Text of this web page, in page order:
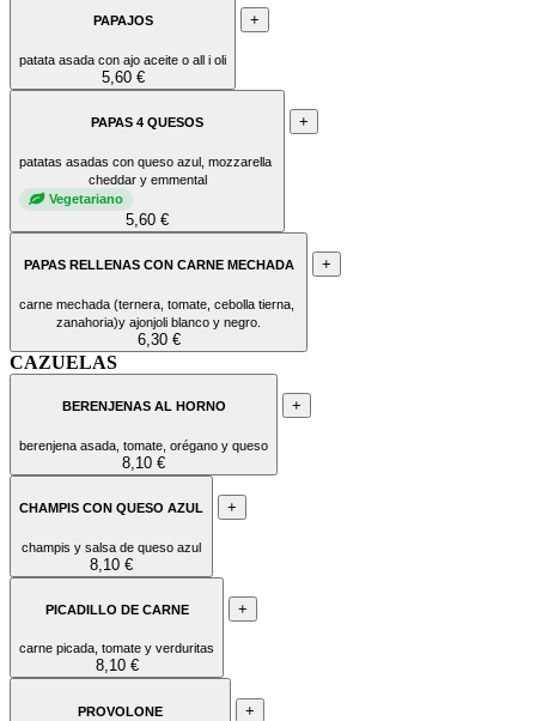
PAPAJOS
patata asada con ajo aceite o all i oli
5,60 €
+
PAPAS 4 QUESOS
patatas asadas con queso azul, mozzarella
cheddar y emmental
Vegetariano
5,60 €
+
PAPAS RELLENAS CON CARNE MECHADA
carne mechada (ternera, tomate, cebolla tierna,
zanahoria)y ajonjoli blanco y negro.
6,30 €
+
CAZUELAS
BERENJENAS AL HORNO
berenjena asada, tomate, orégano y queso
8,10 €
+
CHAMPIS CON QUESO AZUL
champis y salsa de queso azul
8,10 €
+
PICADILLO DE CARNE
carne picada, tomate y verduritas
8,10 €
+
PROVOLONE +